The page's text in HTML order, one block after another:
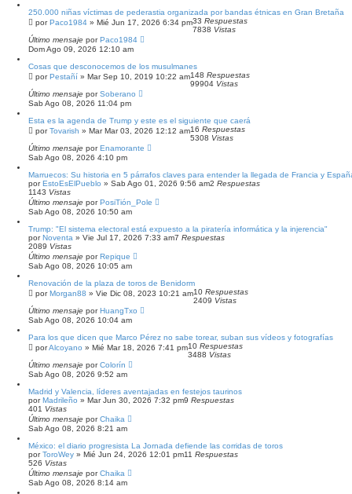
250.000 niñas víctimas de pederastia organizada por bandas étnicas en Gran Bretaña
porPaco1984 » Mié Jun 17, 2026 6:34 pm33 Respuestas
7838 Vistas
Último mensaje porPaco1984
Dom Ago 09, 2026 12:10 am
Cosas que desconocemos de los musulmanes
porPestañí » Mar Sep 10, 2019 10:22 am148 Respuestas
99904 Vistas
Último mensaje porSoberano
Sab Ago 08, 2026 11:04 pm
Esta es la agenda de Trump y este es el siguiente que caerá
porTovarish » Mar Mar 03, 2026 12:12 am16 Respuestas
5308 Vistas
Último mensaje porEnamorante
Sab Ago 08, 2026 4:10 pm
Marruecos: Su historia en 5 párrafos claves para entender la llegada de Francia y
porEstoEsElPueblo » Sab Ago 01, 2026 9:56 am2 Respuestas
1143 Vistas
Último mensaje porPosiTión_Pole
Sab Ago 08, 2026 10:50 am
Trump: "El sistema electoral está expuesto a la piratería informática y la injerencia"
porNoventa » Vie Jul 17, 2026 7:33 am7 Respuestas
2089 Vistas
Último mensaje porRepique
Sab Ago 08, 2026 10:05 am
Renovación de la plaza de toros de Benidorm
porMorgan88 » Vie Dic 08, 2023 10:21 am10 Respuestas
2409 Vistas
Último mensaje porHuangTxo
Sab Ago 08, 2026 10:04 am
Para los que dicen que Marco Pérez no sabe torear, suban sus vídeos y fotografías
porAlcoyano » Mié Mar 18, 2026 7:41 pm10 Respuestas
3488 Vistas
Último mensaje porColorín
Sab Ago 08, 2026 9:52 am
Madrid y Valencia, líderes aventajadas en festejos taurinos
porMadrileño » Mar Jun 30, 2026 7:32 pm9 Respuestas
401 Vistas
Último mensaje porChaika
Sab Ago 08, 2026 8:21 am
México: el diario progresista La Jornada defiende las corridas de toros
porToroWey » Mié Jun 24, 2026 12:01 pm11 Respuestas
526 Vistas
Último mensaje porChaika
Sab Ago 08, 2026 8:14 am